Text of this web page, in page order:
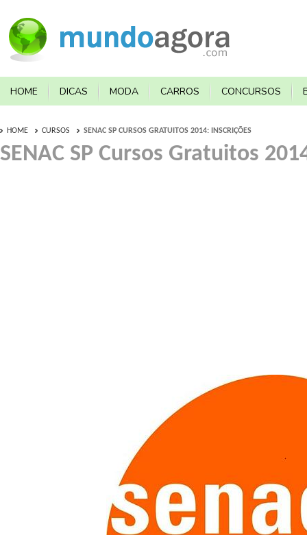
HOME DICAS MODA CARROS CONCURSOS
HOME CURSOS SENAC SP CURSOS GRATUITOS 2014: INSCRIÇÕES
SENAC SP Cursos Gratuitos